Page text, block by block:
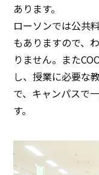
あります。
ローソンでは公共
もありますので、
りません。また
し、授業に必要な
で、キャンパスで
す。